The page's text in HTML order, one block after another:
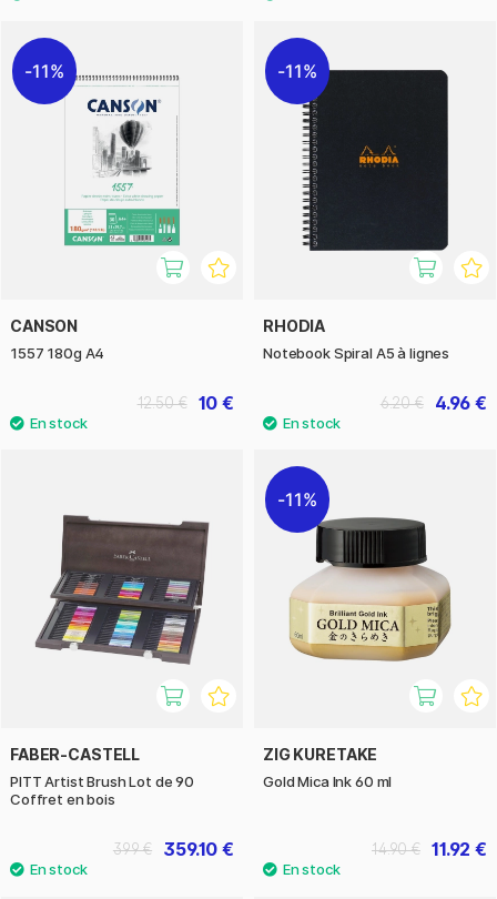
11%
CANSON
1557 180g A4
10 €
12.50 €
11%
RHODIA
Notebook Spiral A5 à lignes
4.96 €
6.20 €
FABER-CASTELL
PITT Artist Brush Lot de 90
Coffret en bois
359.10 €
399 €
11%
ZIG KURETAKE
Gold Mica Ink 60 ml
11.92 €
14.90 €